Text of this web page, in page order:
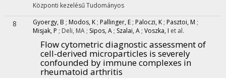
Központi kezelésűTudományos
8 Gyoergy, B ; Modos, K ; Pallinger, E ; Paloczi, K ; Pasztoi, M ;
Misjak, P ; Deli, MA ; Sipos, A ; Szalai, A ; Voszka, I et al.
Flow cytometric diagnostic assessment of
cell-derived microparticles is severely
confounded by immune complexes in
rheumatoid arthritis